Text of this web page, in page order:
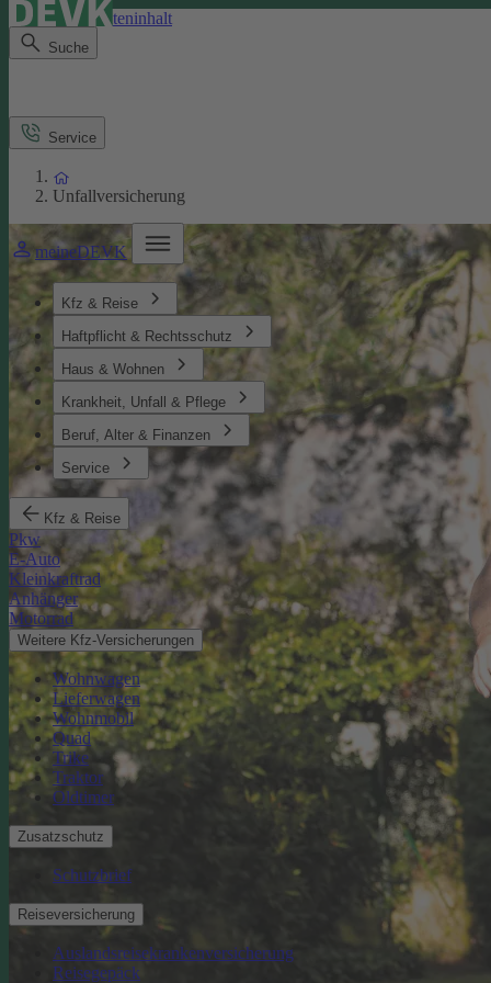
Direkt zum Seiteninhalt
Suche
meineDEVK
Kfz & Reise
Haftpflicht & Rechtsschutz
Haus & Wohnen
Krankheit, Unfall & Pflege
Beruf, Alter & Finanzen
Service
Kfz & Reise
Pkw
E-Auto
Kleinkraftrad
Anhänger
Motorrad
Weitere Kfz-Versicherungen
Wohnwagen
Lieferwagen
Wohnmobil
Quad
Trike
Traktor
Oldtimer
Zusatzschutz
Schutzbrief
Reiseversicherung
Auslandsreisekrankenversicherung
Reisegepäck
Service
Unfallversicherung